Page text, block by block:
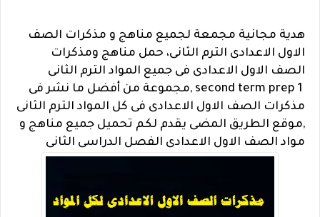
هدية مجانية مجمعة لجميع مناهج و مذكرات الصف
الاول الاعدادى الترم الثانى، حمل مناهج ومذكرات
الصف الاول الاعدادى فى جميع المواد الترم الثانى
مجموعة من أفضل ما نشر فى
مذكرات الصف الاول الاعدادى فى كل المواد الترم الثانى
,موقع الطريق المضى يقدم لكم تحميل جميع مناهج و
مواد الصف الاول الاعدادى الفصل الدراسى الثانى